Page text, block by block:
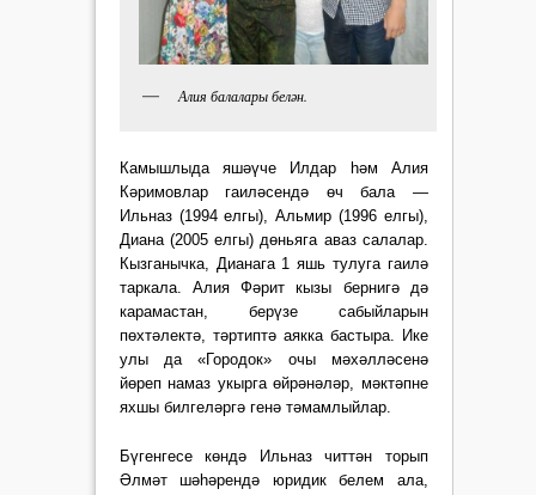
Алия балалары белән.
Камышлыда яшәүче Илдар һәм Алия
Кәримовлар гаиләсендә өч бала —
Ильназ (1994 елгы), Альмир (1996 елгы),
Диана (2005 елгы) дөньяга аваз салалар.
Кызганычка, Дианага 1 яшь тулуга гаилә
таркала. Алия Фәрит кызы бернигә дә
карамастан, берүзе сабыйларын
пөхтәлектә, тәртиптә аякка бастыра. Ике
улы да «Городок» очы мәхәлләсенә
йөреп намаз укырга өйрәнәләр, мәктәпне
яхшы билгеләргә генә тәмамлыйлар.
Бүгенгесе көндә Ильназ читтән торып
Әлмәт шәһәрендә юридик белем ала,